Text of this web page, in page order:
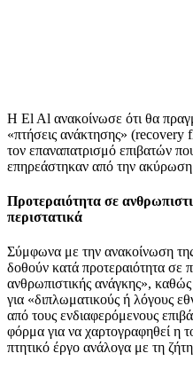
Η El Al ανακοίνωσε ότι θα
«πτήσεις ανάκτησης»
τον επαναπατρισμό επιβατών
επηρεάστηκαν από την
Προτεραιότητα σε
περιστατικά
Σύμφωνα με την ανακοίνωση της
δοθούν κατά προτεραιότητα σε
ανθρωπιστικής ανάγκης»,
για «διπλωματικούς ή λόγους
από τους ενδιαφερόμενους
φόρμα για να χαρτογραφηθεί η
πτητικό έργο ανάλογα με τη